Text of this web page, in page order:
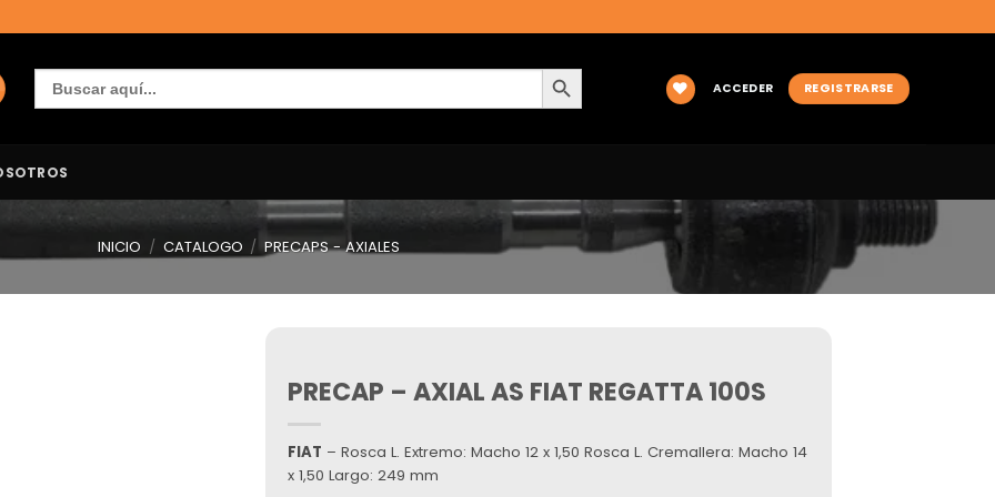
Buscar:
BOTÓN DE BÚSQUEDA
ACCEDER
REGISTRARSE
INICIO / CATALOGO / PRECAPS - AXIALES
PRECAP – AXIAL AS FIAT REGATTA 100S
FIAT – Rosca L. Extremo: Macho 12 x 1,50 Rosca L. Cremallera: Macho 14
x 1,50 Largo: 249 mm